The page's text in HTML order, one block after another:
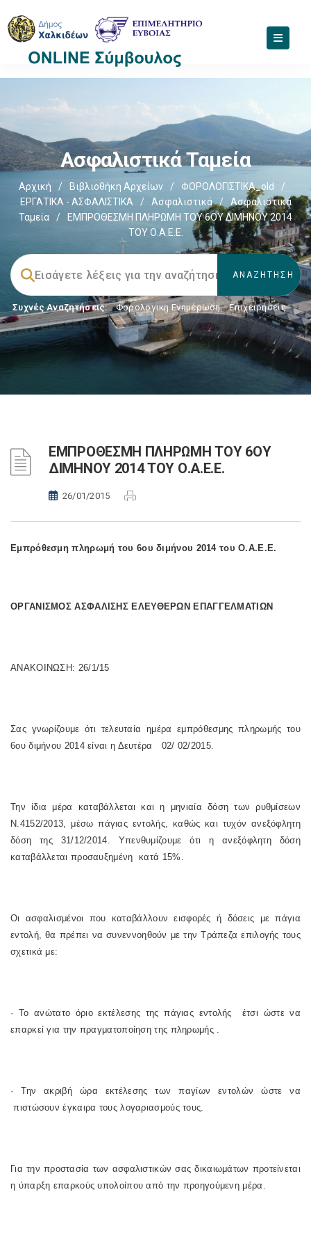
Ασφαλιστικά Ταμεία
Αρχική / Βιβλιοθήκη Αρχείων / ΦΟΡΟΛΟΓΙΣΤΙΚΑ_old
/
ΕΡΓΑΤΙΚΑ - ΑΣΦΑΛΙΣΤΙΚΑ
/ Ασφαλιστικά /
Ασφαλιστικά
Ταμεία
/
ΕΜΠΡΟΘΕΣΜΗ ΠΛΗΡΩΜΗ ΤΟΥ 6ΟΥ ΔΙΜΗΝΟΥ 2014
ΤΟΥ Ο.Α.Ε.Ε.
Συχνές Αναζητήσεις: Φορολογικη Ενημέρωση, Επιχειρήσεις
ΕΜΠΡΟΘΕΣΜΗ ΠΛΗΡΩΜΗ ΤΟΥ 6ΟΥ
ΔΙΜΗΝΟΥ 2014 ΤΟΥ Ο.Α.Ε.Ε.
26/01/2015
Εμπρόθεσμη πληρωμή του 6ου διμήνου 2014 του Ο.Α.Ε.Ε.
ΟΡΓΑΝΙΣΜΟΣ ΑΣΦΑΛΙΣΗΣ ΕΛΕΥΘΕΡΩΝ ΕΠΑΓΓΕΛΜΑΤΙΩΝ
ΑΝΑΚΟΙΝΩΣΗ: 26/1/15
Σας γνωρίζουμε ότι τελευταία ημέρα εμπρόθεσμης πληρωμής του
6ου διμήνου 2014 είναι η Δευτέρα 02/ 02/2015.
Την ίδια μέρα καταβάλλεται και η μηνιαία δόση των ρυθμίσεων
Ν.4152/2013, μέσω πάγιας εντολής, καθώς και τυχόν ανεξόφλητη
δόση της 31/12/2014. Υπενθυμίζουμε ότι η ανεξόφλητη δόση
καταβάλλεται προσαυξημένη κατά 15%.
Οι ασφαλισμένοι που καταβάλλουν εισφορές ή δόσεις με πάγια
εντολή, θα πρέπει να συνεννοηθούν με την Τράπεζα επιλογής τους
σχετικά με:
· Το ανώτατο όριο εκτέλεσης της πάγιας εντολής έτσι ώστε να
επαρκεί για την πραγματοποίηση της πληρωμής .
· Την ακριβή ώρα εκτέλεσης των παγίων εντολών ώστε να
πιστώσουν έγκαιρα τους λογαριασμούς τους.
Για την προστασία των ασφαλιστικών σας δικαιωμάτων προτείνεται
η ύπαρξη επαρκούς υπολοίπου από την προηγούμενη μέρα.